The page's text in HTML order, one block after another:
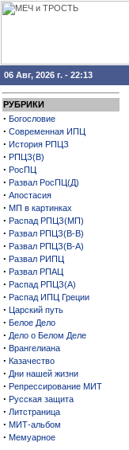
06 Авг, 2026 г. - 22:13
РУБРИКИ
· Богословие
· Современная ИПЦ
· История РПЦЗ
· РПЦЗ(В)
· РосПЦ
· Развал РосПЦ(Д)
· Апостасия
· МП в картинках
· Распад РПЦЗ(МП)
· Развал РПЦЗ(В-В)
· Развал РПЦЗ(В-А)
· Развал РИПЦ
· Развал РПАЦ
· Распад РПЦЗ(А)
· Распад ИПЦ Греции
· Царский путь
· Белое Дело
· Дело о Белом Деле
· Врангелиана
· Казачество
· Дни нашей жизни
· Репрессирование МИТ
· Русская защита
· Литстраница
· МИТ-альбом
· Мемуарное